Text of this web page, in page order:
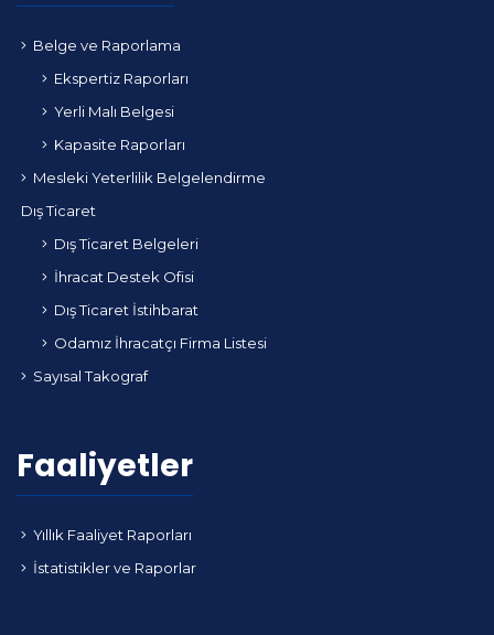
Belge ve Raporlama
Ekspertiz Raporları
Yerli Malı Belgesi
Kapasite Raporları
Mesleki Yeterlilik Belgelendirme
Dış Ticaret
Dış Ticaret Belgeleri
İhracat Destek Ofisi
Dış Ticaret İstihbarat
Odamız İhracatçı Firma Listesi
Sayısal Takograf
Faaliyetler
Yıllık Faaliyet Raporları
İstatistikler ve Raporlar